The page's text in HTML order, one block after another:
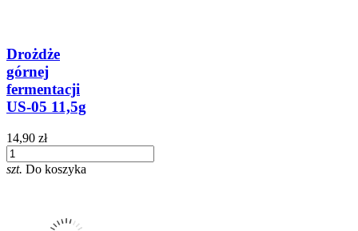
Drożdże
górnej
fermentacji
US-05 11,5g
14,90 zł
szt. Do koszyka